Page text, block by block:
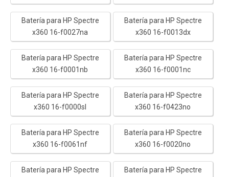
Batería para HP Spectre
x360 16-f0027na
Batería para HP Spectre
x360 16-f0013dx
Batería para HP Spectre
x360 16-f0001nb
Batería para HP Spectre
x360 16-f0001nc
Batería para HP Spectre
x360 16-f0000sl
Batería para HP Spectre
x360 16-f0423no
Batería para HP Spectre
x360 16-f0061nf
Batería para HP Spectre
x360 16-f0020no
Batería para HP Spectre
Batería para HP Spectre